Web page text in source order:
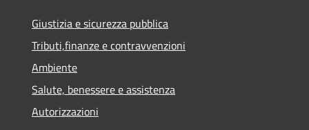
Giustizia e sicurezza pubblica
Tributi,finanze e contravvenzioni
Ambiente
Salute, benessere e assistenza
Autorizzazioni